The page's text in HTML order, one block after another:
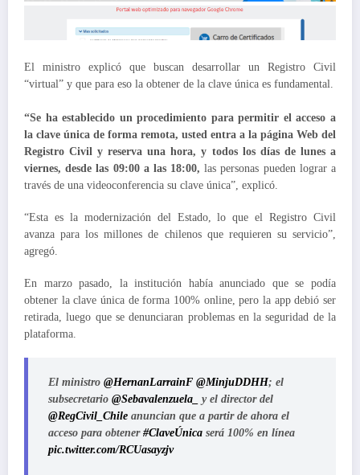
El ministro explicó que buscan desarrollar un Registro Civil
“virtual” y que para eso la obtener de la clave única es fundamental.
“Se ha establecido un procedimiento para permitir el acceso a
la clave única de forma remota, usted entra a la página Web del
Registro Civil y reserva una hora, y todos los días de lunes a
viernes, desde las 09:00 a las 18:00,las personas pueden lograr a
través de una videoconferencia su clave única”, explicó.
“Esta es la modernización del Estado, lo que el Registro Civil
avanza para los millones de chilenos que requieren su servicio”,
agregó.
En marzo pasado, la institución había anunciado que se podía
obtener la clave única de forma 100% online, pero la app debió ser
retirada, luego que se denunciaran problemas en la seguridad de la
plataforma.
El ministro @HernanLarrainF @MinjuDDHH; el
subsecretario @Sebavalenzuela_
y el director del
@RegCivil_Chile anuncian que a partir de ahora el
acceso para obtener #ClaveÚnica será 100% en línea
pic.twitter.com/RCUasayzjv